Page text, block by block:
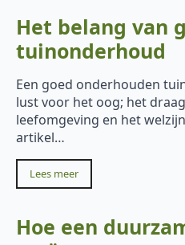
Het belang van
tuinonderhoud
Een goed onderhouden
lust voor het oog; het
leefomgeving en het
artikel…
Lees meer
Hoe een